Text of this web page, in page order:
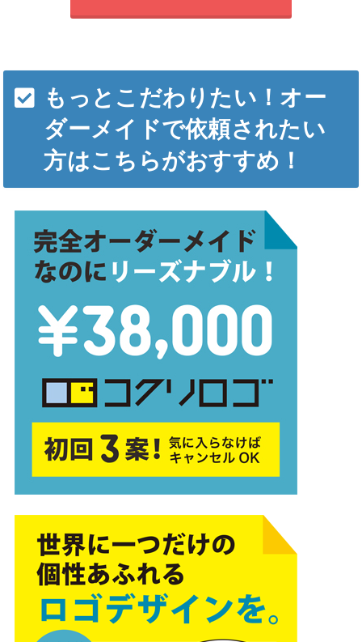
もっとこだわりたい！オー
ダーメイドで依頼されたい
方はこちらがおすすめ！